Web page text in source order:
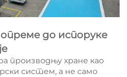
до испоруке
производњу хране као
систем, а не само